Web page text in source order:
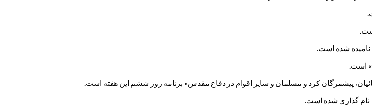
نامیده شده است.
است.
پیشمرگان کرد و مسلمان و سایر اقوام در دفاع مقدس» برنامه روز ششم این هفته است.
نام گذاری شده است.